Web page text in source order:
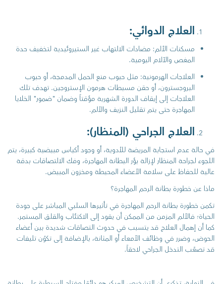
العلاج الدوائي:
مسكنات الألم: مضادات الالتهاب غير الستيروئيدية لتخفيف حدة
المغص والآلام اليومية.
العلاجات الهرمونية: مثل حبوب منع الحمل المدمجة، أو حبوب
البروجسترون، أو حقن مسبطات هرمون الإستروجين. تهدف تلك
العلاجات إلى إيقاف الدورة الشهرية مؤقتاً وضمان "ضمور" الخلايا
المهاجرة حتى يتم تقليل النزيف والألم.
العلاج الجراحي (المنظار):
في حالة عدم استجابة المريضة للأدوية، أو وجود أكياس مبيضية كبيرة، يتم
اللجوء لجراحة المنظار لإزالة بؤر البطانة المهاجرة، وفك الالتصاقات بدقة
عالية للحفاظ على سلامة الأعضاء المحيطة ومخزون المبيض.
ماذا عن خطورة بطانة الرحم المهاجرة؟
تكمن خطورة بطانة الرحم المهاجرة في تأثيرها السلبي المباشر على جودة
الحياة؛ فالألم المزمن من الممكن أن يقود إلى الاكتئاب والقلق المستمر.
كما أن إهمال العلاج قد يتسبب في حدوث التصاقات شديدة بين أعضاء
الحوض، وضرر في وظائف الأمعاء أو المثانة، بالإضافة إلى تكوّن تليفات
قد تصعّب التدخل الجراحي لاحقاً.